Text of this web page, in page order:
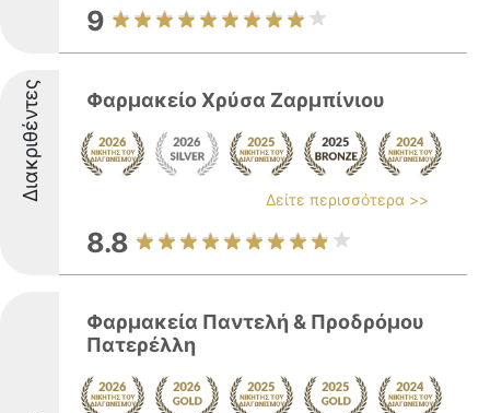
9
Διακριθέντες Φαρμακείο Χρύσα Ζαρμπίνιου
Δείτε περισσότερα >>
8.8
Φαρμακεία Παντελή & Προδρόμου
Πατερέλλη